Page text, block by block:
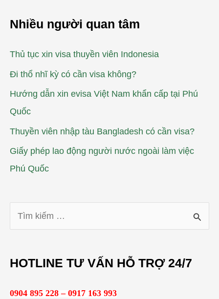
Nhiều người quan tâm
Thủ tục xin visa thuyền viên Indonesia
Đi thổ nhĩ kỳ có cần visa không?
Hướng dẫn xin evisa Việt Nam khẩn cấp tại Phú
Quốc
Thuyền viên nhập tàu Bangladesh có cần visa?
Giấy phép lao động người nước ngoài làm việc
Phú Quốc
i
HOTLINE TƯ VẤN HỖ TRỢ 24/7
0904 895 228 – 0917 163 993